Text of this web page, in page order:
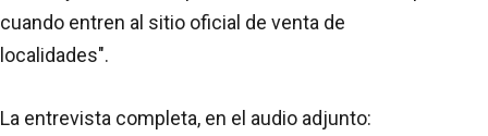
cuando entren al sitio oficial de venta de
localidades".
La entrevista completa, en el audio adjunto: